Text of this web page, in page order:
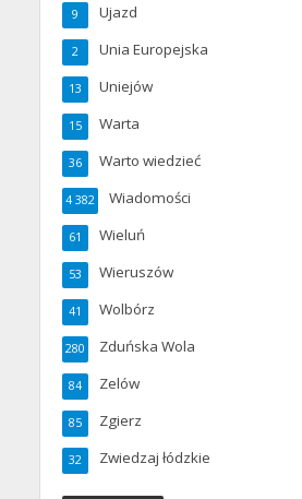
Ujazd
9
Unia Europejska
2
Uniejów
13
Warta
15
Warto wiedzieć
36
Wiadomości
4 382
Wieluń
61
Wieruszów
53
Wolbórz
41
Zduńska Wola
280
Zelów
84
Zgierz
85
Zwiedzaj łódzkie
32